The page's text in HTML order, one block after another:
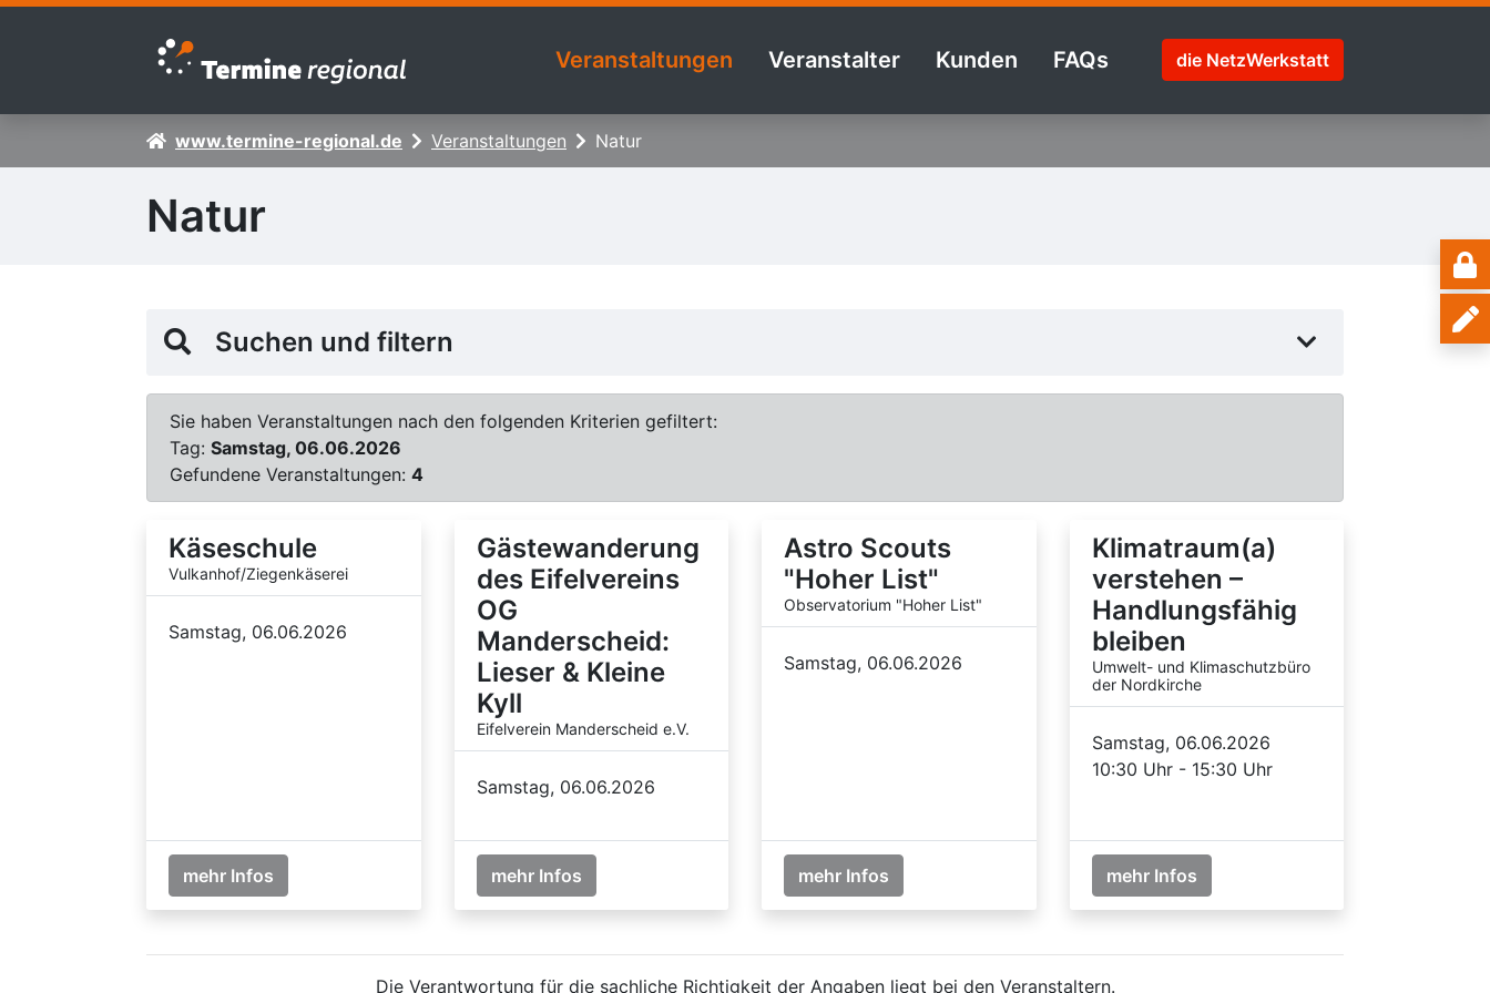
Zur Navigation springen
Zum Inhalt springen
Veranstaltungen Veranstalter Kunden FAQs die NetzWerkstatt
www.termine-regional.de Veranstaltungen Natur
Natur
Suchen und filtern
Sie haben Veranstaltungen nach den folgenden Kriterien gefiltert:
Tag: Samstag, 06.06.2026
Gefundene Veranstaltungen: 4
Käseschule
Vulkanhof/Ziegenkäserei
Samstag, 06.06.2026
mehr Infos
Gästewanderung
des Eifelvereins
OG
Manderscheid:
Lieser & Kleine
Kyll
Eifelverein Manderscheid e.V.
Samstag, 06.06.2026
mehr Infos
Astro Scouts
"Hoher List"
Observatorium "Hoher List"
Samstag, 06.06.2026
mehr Infos
Klimatraum(a)
verstehen –
Handlungsfähig
bleiben
Umwelt- und Klimaschutzbüro
der Nordkirche
Samstag, 06.06.2026
10:30 Uhr - 15:30 Uhr
mehr Infos
Die Verantwortung für die sachliche Richtigkeit der Angaben liegt bei den Veranstaltern.